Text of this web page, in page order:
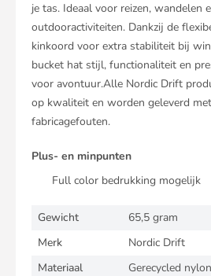
je tas. Ideaal voor reizen, wandelen
outdooractiviteiten. Dankzij de
kinkoord voor extra stabiliteit bij
bucket hat stijl, functionaliteit en
voor avontuur.Alle Nordic Drift
op kwaliteit en worden geleverd
fabricagefouten.
Plus- en minpunten
Full color bedrukking mogelijk
Gewicht
65,5 gram
Merk
Nordic Drift
Materiaal
Gerecycled